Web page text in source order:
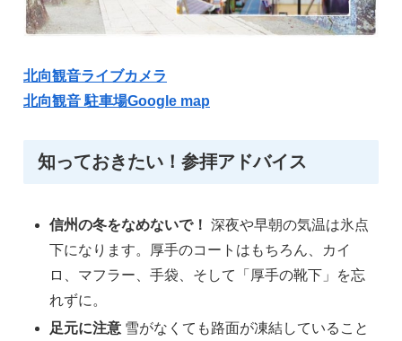
北向観音ライブカメラ
北向観音 駐車場Google map
知っておきたい！参拝アドバイス
信州の冬をなめないで！ 深夜や早朝の気温は氷点
下になります。厚手のコートはもちろん、カイ
ロ、マフラー、手袋、そして「厚手の靴下」を忘
れずに。
足元に注意 雪がなくても路面が凍結していること